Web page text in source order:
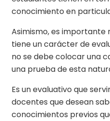
conocimiento en
Asimismo, es importante
tiene un carácter de
no se debe colocar una
una prueba de esta
Es un evaluativo que
docentes que desean
conocimientos previos